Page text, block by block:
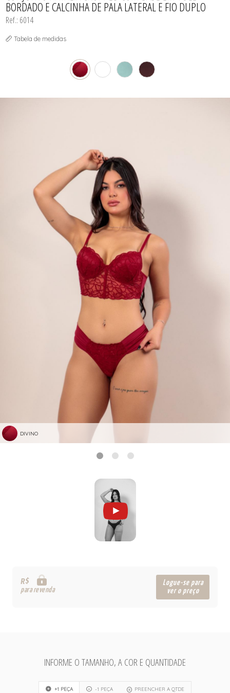
BORDADO E CALCINHA DE PALA LATERAL E FIO DUPLO
Ref.: 6014
Tabela de medidas
DIVINO
R$
para revenda
Logue-se para
ver o preço
INFORME O TAMANHO, A COR E QUANTIDADE
+1 PEÇA -1 PEÇA PREENCHER A QTDE